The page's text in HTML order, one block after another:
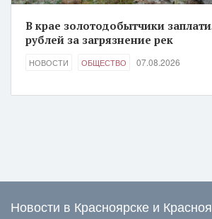
В крае золотодобытчики
рублей за загрязнение рек
НОВОСТИ ОБЩЕСТВО 07.08.2026
Новости в Красноярске и